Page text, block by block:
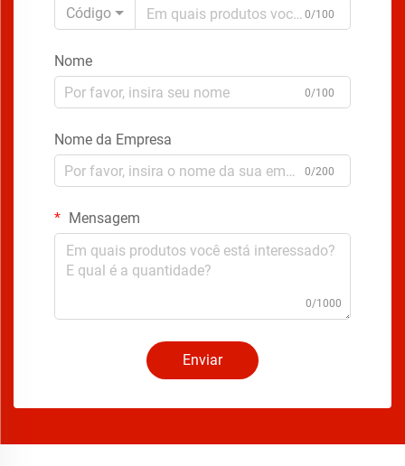
Código
0/100
Nome
0/100
Nome da Empresa
0/200
Mensagem
0/1000
Enviar